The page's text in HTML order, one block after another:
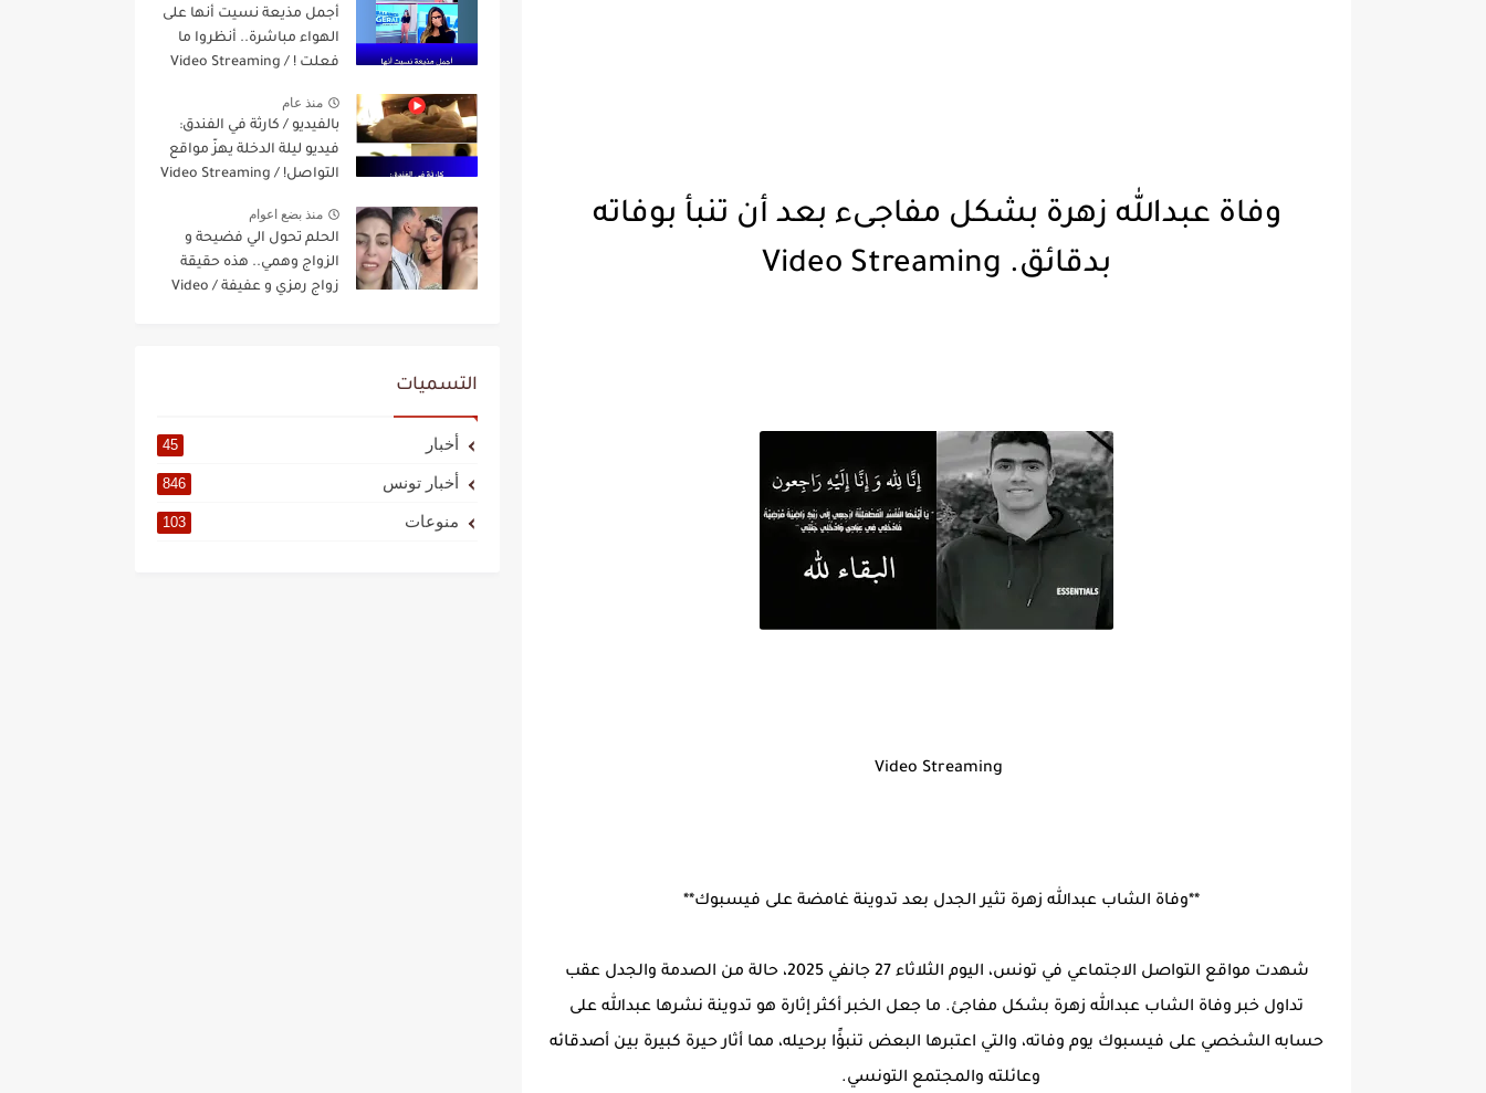
وفاة عبدالله زهرة بشكل مفاجىء بعد أن تنبأ بوفاته
بدقائق. Video Streaming
Video Streaming
**وفاة الشاب عبدالله زهرة تثير الجدل بعد تدوينة غامضة على فيسبوك**
شهدت مواقع التواصل الاجتماعي في تونس، اليوم الثلاثاء 27 جانفي 2025، حالة من الصدمة والجدل عقب
تداول خبر وفاة الشاب عبدالله زهرة بشكل مفاجئ. ما جعل الخبر أكثر إثارة هو تدوينة نشرها عبدالله على
حسابه الشخصي على فيسبوك يوم وفاته، والتي اعتبرها البعض تنبؤًا برحيله، مما أثار حيرة كبيرة بين أصدقائه
وعائلته والمجتمع التونسي.
أجمل مذيعة نسيت أنها على
الهواء مباشرة.. أنظروا ما
فعلت ! / Video Streaming
منذ عام
بالفيديو / كارثة في الفندق:
فيديو ليلة الدخلة يهزّ مواقع
التواصل! / Video Streaming
منذ بضع اعوام
الحلم تحول الي فضيحة و
الزواج وهمي.. هذه حقيقة
زواج رمزي و عفيفة / Video
التسميات
أخبار 45
أخبار تونس 846
منوعات 103